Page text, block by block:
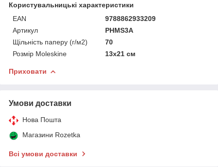
Користувальницькі характеристики
EAN
9788862933209
Артикул
PHMS3A
Щільність паперу (г/м2)
70
Розмір Moleskine
13х21 см
Приховати
Умови доставки
Нова Пошта
Магазини Rozetka
Всі умови доставки